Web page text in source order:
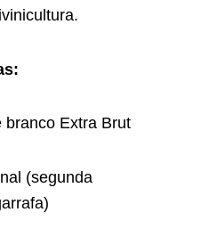
branco Extra Brut
(segunda